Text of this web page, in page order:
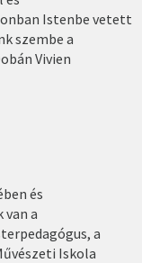
Istenbe vetett
szembe a
Vivien
és
a
a
Iskola